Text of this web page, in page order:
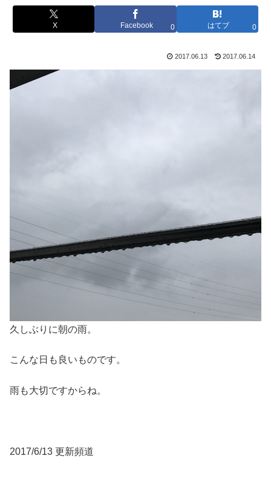
X Facebook 0 はてブ 0
2017.06.13 2017.06.14
久しぶりに朝の雨。
こんな日も良いものです。
雨も大切ですからね。
2017/6/13 更新頻道